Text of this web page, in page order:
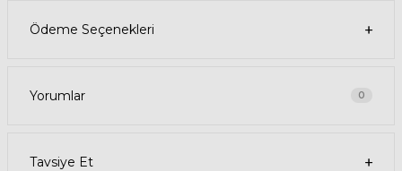
%100 UV koruması sunar. Bu sayede, gözlerinizi güneşin zararlı
ışınlarından korur ve göz sağlığınızı korur. Yeşil cam rengi, ışığı
• Kılıf
gözlüğünüzü, güneşli havalarda veya ışığın fazla olduğu ortamlarda
Ödeme Seçenekleri
Yorumlar 0
Tavsiye Et